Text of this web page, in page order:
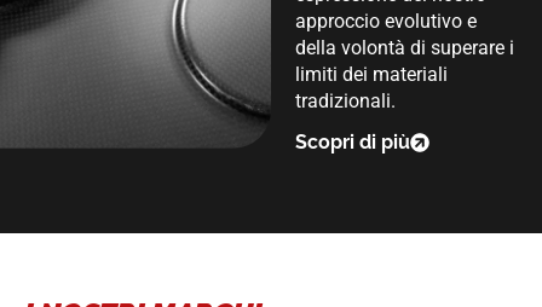
approccio evolutivo e
della volontà di superare i
limiti dei materiali
tradizionali.
Scopri di più